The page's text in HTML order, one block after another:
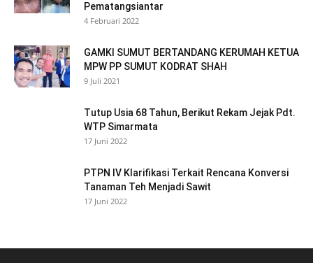
Pematangsiantar
4 Februari 2022
GAMKI SUMUT BERTANDANG KERUMAH KETUA
MPW PP SUMUT KODRAT SHAH
9 Juli 2021
Tutup Usia 68 Tahun, Berikut Rekam Jejak Pdt.
WTP Simarmata
17 Juni 2022
PTPN IV Klarifikasi Terkait Rencana Konversi
Tanaman Teh Menjadi Sawit
17 Juni 2022